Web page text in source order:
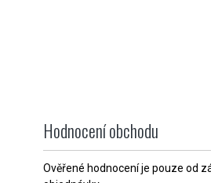
Hodnocení obchodu
Ověřené hodnocení je pouze od